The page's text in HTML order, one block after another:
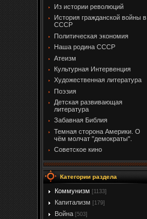
Из истории революций
История гражданской войны в
СССР
Политическая экономия
Наша родина СССР
Атеизм
Культурная Интервенция
Художественная литература
Поэзия
Детская развивающая
литература
Забавная Библия
Темная сторона Америки. О
чём молчат "демократы".
Советское кино
Категории раздела
Коммунизм [1133]
Капитализм [179]
Война [503]